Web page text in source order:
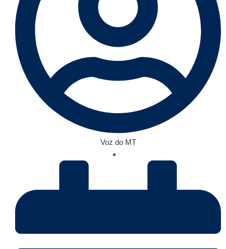
Voz do MT